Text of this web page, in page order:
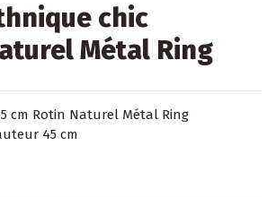
chic
Métal Ring
cm Rotin Naturel Métal Ring
45 cm